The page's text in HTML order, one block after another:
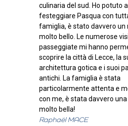
culinaria del sud. Ho potuto
festeggiare Pasqua con
famiglia, è stato davvero un
molto bello. Le numerose
passeggiate mi hanno
scoprire la città di Lecce, la
architettura gotica e i suoi
antichi. La famiglia è stata
particolarmente attenta e
con me, è stata davvero
molto bella!
Raphaël MACE